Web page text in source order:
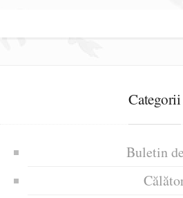
Categorii
Buletin